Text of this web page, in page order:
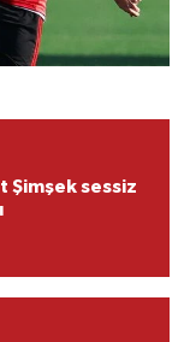
Şimşek sessiz